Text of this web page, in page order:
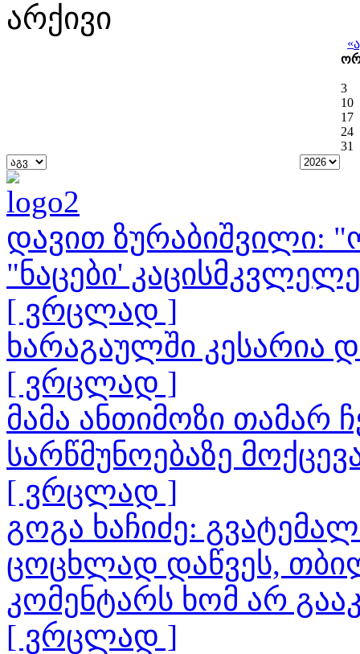
არქივი
«
3
10
17
24
31
დავით ზურაბიშვილი:
"ნაცები'
[ ვრცლად ]
ხარაგაულში კესარია
[ ვრცლად ]
მამა ანთიმოზი თამარ
სარწმუნოებაზე
[ ვრცლად ]
გოგა ხაჩიძე:
ცოცხლად დაწვეს,
კომენტარს ხომ არ
[ ვრცლად ]